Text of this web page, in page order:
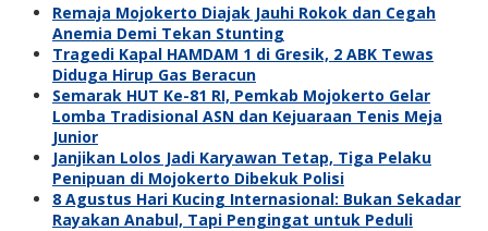
Remaja Mojokerto Diajak Jauhi Rokok dan Cegah
Anemia Demi Tekan Stunting
Tragedi Kapal HAMDAM 1 di Gresik, 2 ABK Tewas
Diduga Hirup Gas Beracun
Semarak HUT Ke-81 RI, Pemkab Mojokerto Gelar
Lomba Tradisional ASN dan Kejuaraan Tenis Meja
Junior
Janjikan Lolos Jadi Karyawan Tetap, Tiga Pelaku
Penipuan di Mojokerto Dibekuk Polisi
8 Agustus Hari Kucing Internasional: Bukan Sekadar
Rayakan Anabul, Tapi Pengingat untuk Peduli